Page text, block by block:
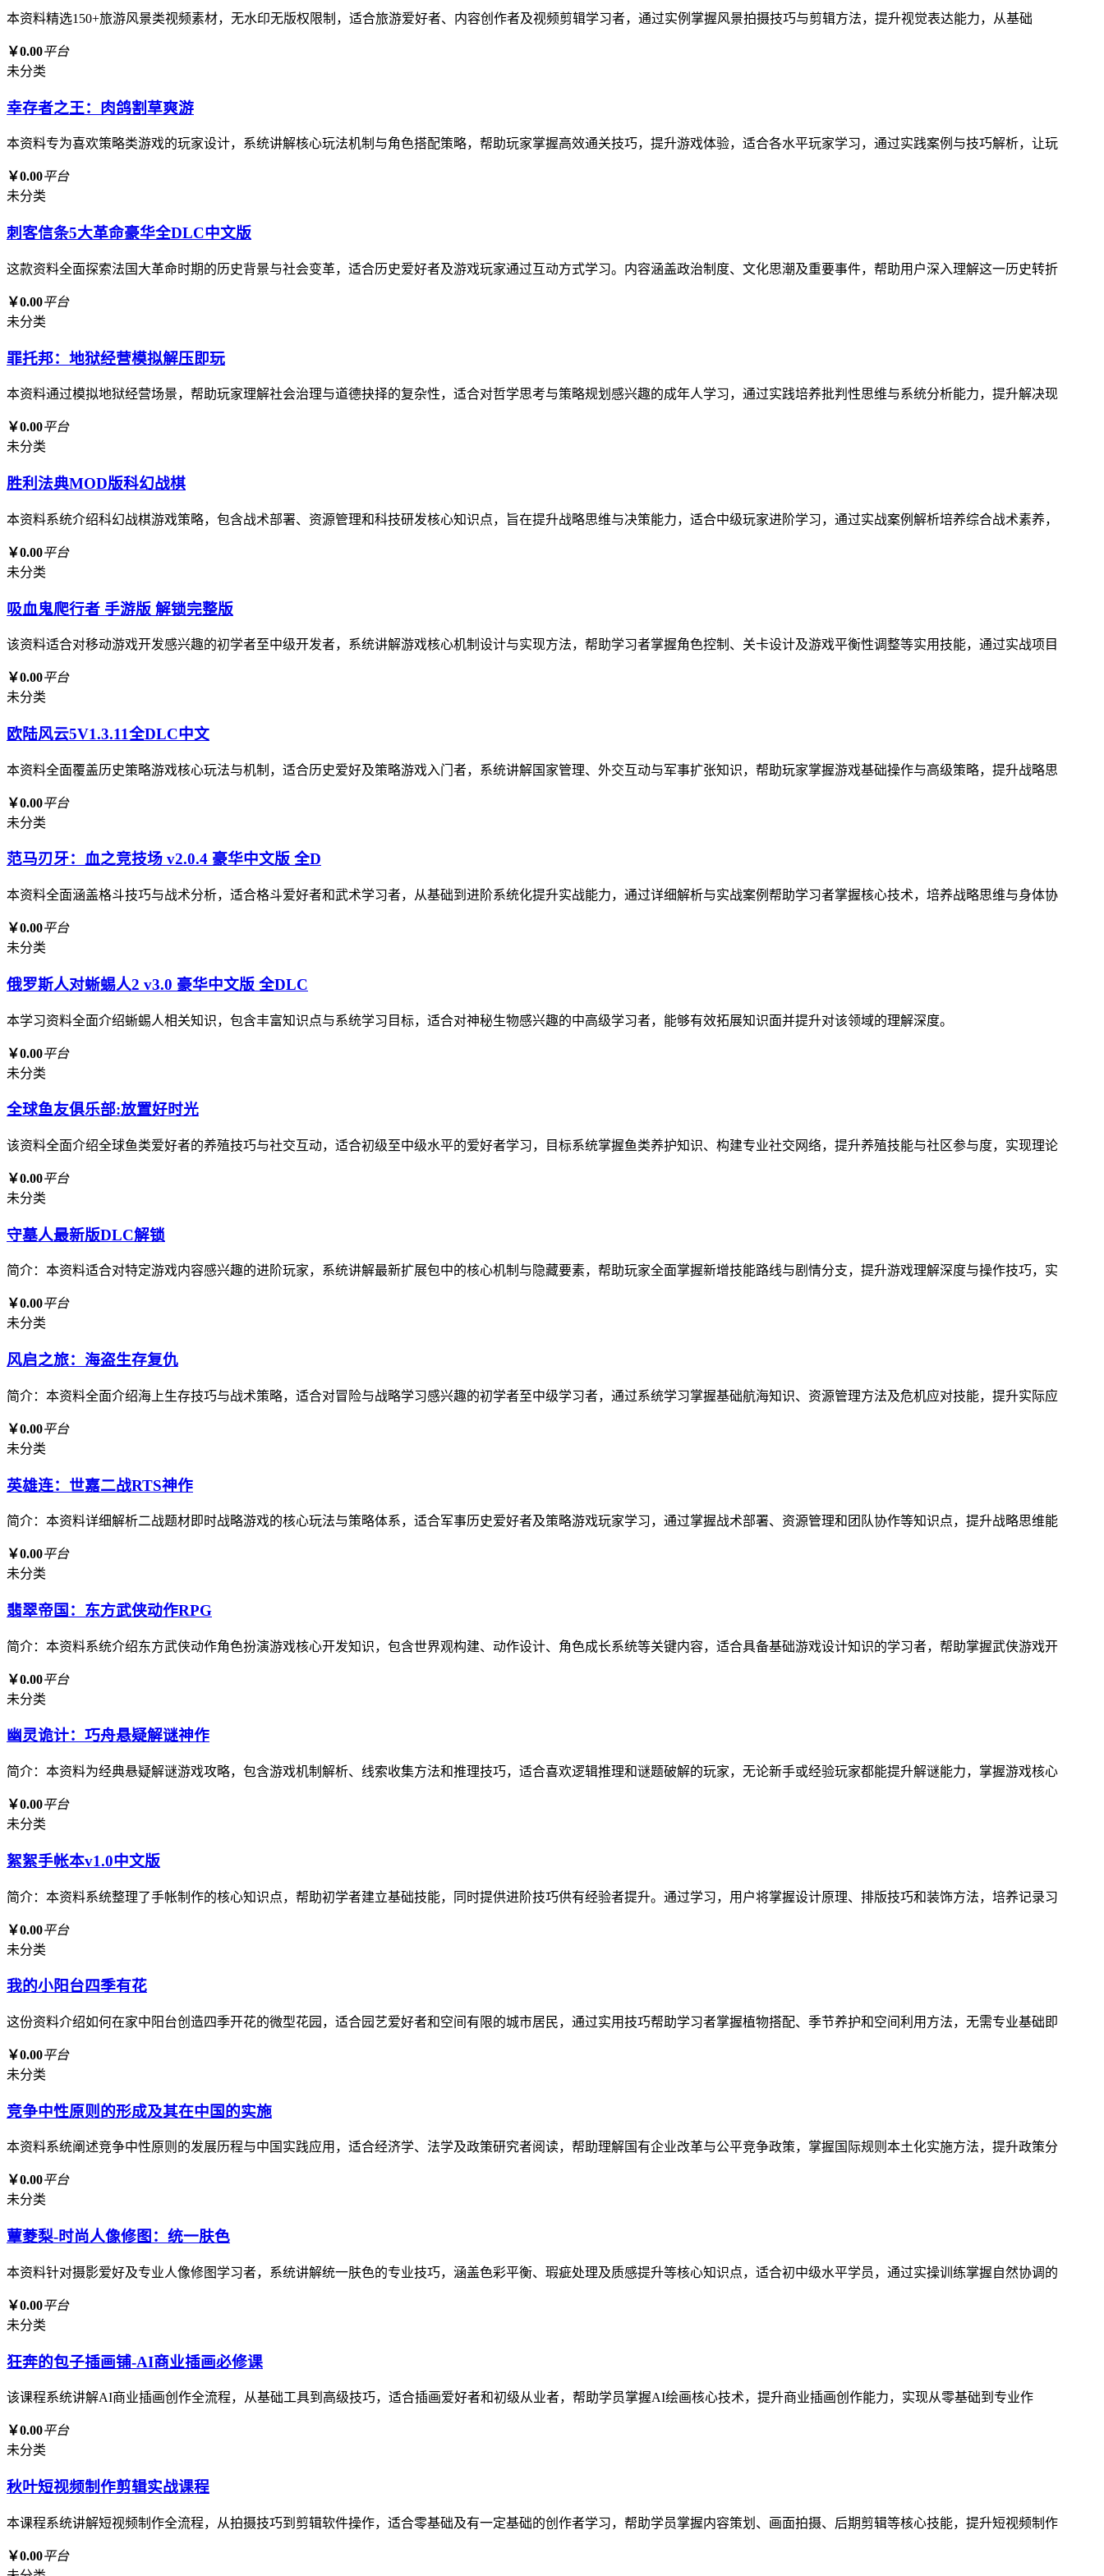
本资料精选150+旅游风景类视频素材，无水印无版权限制，适合旅游爱好者、内容创作者及视频剪辑学习者，通过实例掌握风景拍摄技巧与剪辑方法，提升视觉表达能力，从基础
￥0.00平台
未分类
幸存者之王：肉鸽割草爽游
本资料专为喜欢策略类游戏的玩家设计，系统讲解核心玩法机制与角色搭配策略，帮助玩家掌握高效通关技巧，提升游戏体验，适合各水平玩家学习，通过实践案例与技巧解析，让玩
￥0.00平台
未分类
刺客信条5大革命豪华全DLC中文版
这款资料全面探索法国大革命时期的历史背景与社会变革，适合历史爱好者及游戏玩家通过互动方式学习。内容涵盖政治制度、文化思潮及重要事件，帮助用户深入理解这一历史转折
￥0.00平台
未分类
罪托邦：地狱经营模拟解压即玩
本资料通过模拟地狱经营场景，帮助玩家理解社会治理与道德抉择的复杂性，适合对哲学思考与策略规划感兴趣的成年人学习，通过实践培养批判性思维与系统分析能力，提升解决现
￥0.00平台
未分类
胜利法典MOD版科幻战棋
本资料系统介绍科幻战棋游戏策略，包含战术部署、资源管理和科技研发核心知识点，旨在提升战略思维与决策能力，适合中级玩家进阶学习，通过实战案例解析培养综合战术素养，
￥0.00平台
未分类
吸血鬼爬行者 手游版 解锁完整版
该资料适合对移动游戏开发感兴趣的初学者至中级开发者，系统讲解游戏核心机制设计与实现方法，帮助学习者掌握角色控制、关卡设计及游戏平衡性调整等实用技能，通过实战项目
￥0.00平台
未分类
欧陆风云5V1.3.11全DLC中文
本资料全面覆盖历史策略游戏核心玩法与机制，适合历史爱好及策略游戏入门者，系统讲解国家管理、外交互动与军事扩张知识，帮助玩家掌握游戏基础操作与高级策略，提升战略思
￥0.00平台
未分类
范马刃牙：血之竞技场 v2.0.4 豪华中文版 全D
本资料全面涵盖格斗技巧与战术分析，适合格斗爱好者和武术学习者，从基础到进阶系统化提升实战能力，通过详细解析与实战案例帮助学习者掌握核心技术，培养战略思维与身体协
￥0.00平台
未分类
俄罗斯人对蜥蜴人2 v3.0 豪华中文版 全DLC
本学习资料全面介绍蜥蜴人相关知识，包含丰富知识点与系统学习目标，适合对神秘生物感兴趣的中高级学习者，能够有效拓展知识面并提升对该领域的理解深度。
￥0.00平台
未分类
全球鱼友俱乐部:放置好时光
该资料全面介绍全球鱼类爱好者的养殖技巧与社交互动，适合初级至中级水平的爱好者学习，目标系统掌握鱼类养护知识、构建专业社交网络，提升养殖技能与社区参与度，实现理论
￥0.00平台
未分类
守墓人最新版DLC解锁
简介：本资料适合对特定游戏内容感兴趣的进阶玩家，系统讲解最新扩展包中的核心机制与隐藏要素，帮助玩家全面掌握新增技能路线与剧情分支，提升游戏理解深度与操作技巧，实
￥0.00平台
未分类
风启之旅：海盗生存复仇
简介：本资料全面介绍海上生存技巧与战术策略，适合对冒险与战略学习感兴趣的初学者至中级学习者，通过系统学习掌握基础航海知识、资源管理方法及危机应对技能，提升实际应
￥0.00平台
未分类
英雄连：世嘉二战RTS神作
简介：本资料详细解析二战题材即时战略游戏的核心玩法与策略体系，适合军事历史爱好者及策略游戏玩家学习，通过掌握战术部署、资源管理和团队协作等知识点，提升战略思维能
￥0.00平台
未分类
翡翠帝国：东方武侠动作RPG
简介：本资料系统介绍东方武侠动作角色扮演游戏核心开发知识，包含世界观构建、动作设计、角色成长系统等关键内容，适合具备基础游戏设计知识的学习者，帮助掌握武侠游戏开
￥0.00平台
未分类
幽灵诡计：巧舟悬疑解谜神作
简介：本资料为经典悬疑解谜游戏攻略，包含游戏机制解析、线索收集方法和推理技巧，适合喜欢逻辑推理和谜题破解的玩家，无论新手或经验玩家都能提升解谜能力，掌握游戏核心
￥0.00平台
未分类
絮絮手帐本v1.0中文版
简介：本资料系统整理了手帐制作的核心知识点，帮助初学者建立基础技能，同时提供进阶技巧供有经验者提升。通过学习，用户将掌握设计原理、排版技巧和装饰方法，培养记录习
￥0.00平台
未分类
我的小阳台四季有花
这份资料介绍如何在家中阳台创造四季开花的微型花园，适合园艺爱好者和空间有限的城市居民，通过实用技巧帮助学习者掌握植物搭配、季节养护和空间利用方法，无需专业基础即
￥0.00平台
未分类
竞争中性原则的形成及其在中国的实施
本资料系统阐述竞争中性原则的发展历程与中国实践应用，适合经济学、法学及政策研究者阅读，帮助理解国有企业改革与公平竞争政策，掌握国际规则本土化实施方法，提升政策分
￥0.00平台
未分类
蕈菱梨-时尚人像修图：统一肤色
本资料针对摄影爱好及专业人像修图学习者，系统讲解统一肤色的专业技巧，涵盖色彩平衡、瑕疵处理及质感提升等核心知识点，适合初中级水平学员，通过实操训练掌握自然协调的
￥0.00平台
未分类
狂奔的包子插画铺-AI商业插画必修课
该课程系统讲解AI商业插画创作全流程，从基础工具到高级技巧，适合插画爱好者和初级从业者，帮助学员掌握AI绘画核心技术，提升商业插画创作能力，实现从零基础到专业作
￥0.00平台
未分类
秋叶短视频制作剪辑实战课程
本课程系统讲解短视频制作全流程，从拍摄技巧到剪辑软件操作，适合零基础及有一定基础的创作者学习，帮助学员掌握内容策划、画面拍摄、后期剪辑等核心技能，提升短视频制作
￥0.00平台